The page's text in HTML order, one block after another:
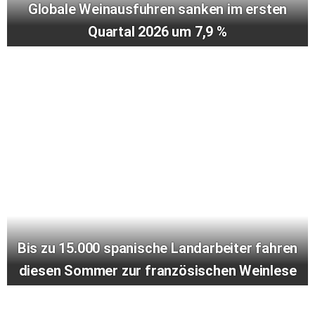
Globale Weinausfuhren sanken im ersten
Quartal 2026 um 7,9 %
Bis zu 15.000 spanische Landarbeiter fahren
diesen Sommer zur französischen Weinlese